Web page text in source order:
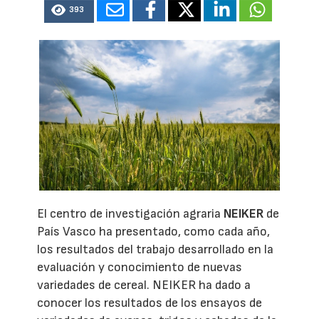
393
El centro de investigación agraria NEIKER de
País Vasco ha presentado, como cada año,
los resultados del trabajo desarrollado en la
evaluación y conocimiento de nuevas
variedades de cereal. NEIKER ha dado a
conocer los resultados de los ensayos de